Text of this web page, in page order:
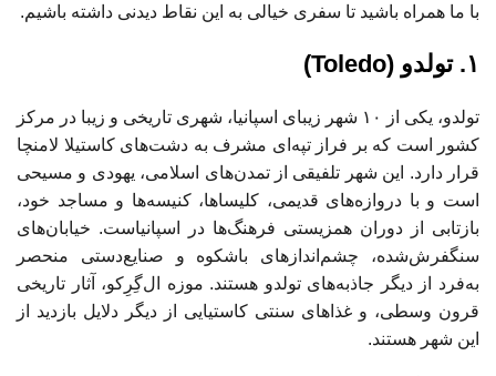
با ما همراه باشید تا سفری خیالی به این نقاط دیدنی داشته باشیم.
۱. تولدو (Toledo)
تولدو، یکی از ۱۰ شهر زیبای اسپانیا، شهری تاریخی و زیبا در مرکز
کشور است که بر فراز تپه‌ای مشرف به دشت‌های کاستیلا لامنچا
قرار دارد. این شهر تلفیقی از تمدن‌های اسلامی، یهودی و مسیحی
است و با دروازه‌های قدیمی، کلیساها، کنیسه‌ها و مساجد خود،
بازتابی از دوران همزیستی فرهنگ‌ها در اسپانیاست. خیابان‌های
سنگفرش‌شده، چشم‌اندازهای باشکوه و صنایع‌دستی منحصر
به‌فرد از دیگر جاذبه‌های تولدو هستند. موزه ال‌گِرِکو، آثار تاریخی
قرون وسطی، و غذاهای سنتی کاستیایی از دیگر دلایل بازدید از
این شهر هستند.